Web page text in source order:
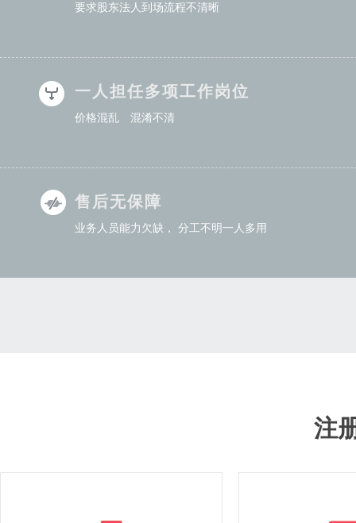
要求股东法人到场流程不清晰
一人担任多项工作岗位
价格混乱 混淆不清
售后无保障
业务人员能力欠缺， 分工不明一人多用
注